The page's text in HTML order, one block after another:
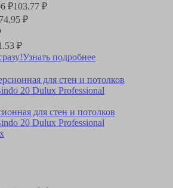
₽103.77 ₽
74.95 ₽
₽
Узнать подробнее
для стен и потолков
20 Dulux Professional